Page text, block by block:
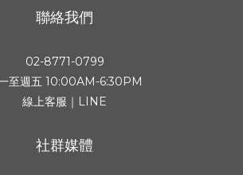
聯絡我們
02-8771-0799
至週五 10:00AM-6:30PM
線上客服｜LINE
社群媒體